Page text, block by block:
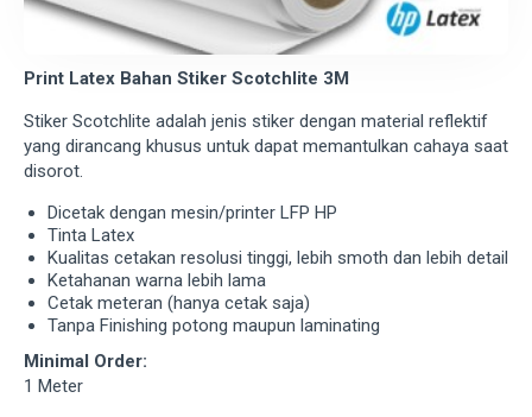
Print Latex Bahan Stiker Scotchlite 3M
Stiker Scotchlite adalah jenis stiker dengan material reflektif
yang dirancang khusus untuk dapat memantulkan cahaya saat
disorot.
Dicetak dengan mesin/printer LFP HP
Tinta Latex
Kualitas cetakan resolusi tinggi, lebih smoth dan lebih detail
Ketahanan warna lebih lama
Cetak meteran (hanya cetak saja)
Tanpa Finishing potong maupun laminating
Minimal Order:
1 Meter